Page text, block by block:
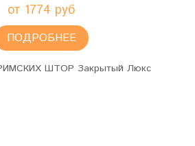
от 1774 руб
ПОДРОБНЕЕ
ШТОР Закрытый Люкс